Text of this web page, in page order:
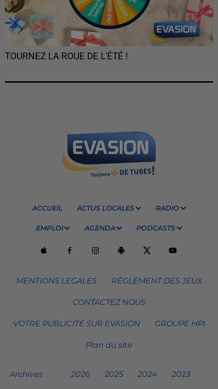
TOURNEZ LA ROUE DE L'ÉTÉ !
ACCUEIL ACTUS LOCALES RADIO
EMPLOI AGENDA PODCASTS
MENTIONS LEGALES RÈGLEMENT DES JEUX
CONTACTEZ NOUS
VOTRE PUBLICITÉ SUR EVASION GROUPE HPI
Plan du site
Archives 2026 2025 2024 2023